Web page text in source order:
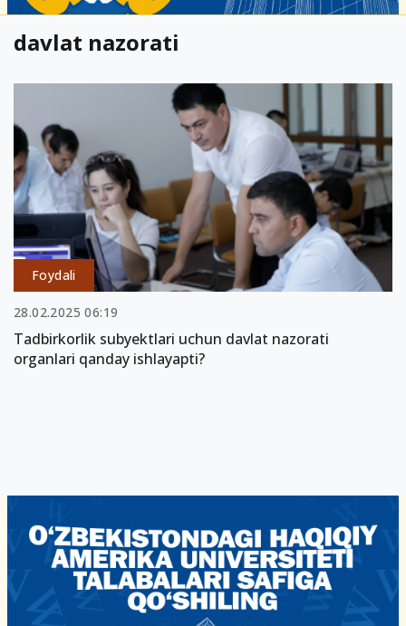
davlat nazorati
Foydali
28.02.2025 06:19
Tadbirkorlik subyektlari uchun davlat nazorati
organlari qanday ishlayapti?